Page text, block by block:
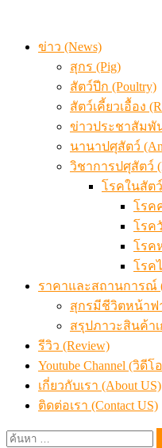
ข่าว (News)
สุกร (Pig)
สัตว์ปีก (Poultry)
สัตว์เคี้ยวเอื้อง
ข่าวประชาสัมพัน
นานาปศุสัตว์
วิชาการปศุสัตว์
โรคในสัตว์
โรค
โรค
โรค
โรค
ราคาและสถานการณ์
สุกรมีชีวิตหน้าฟ
สรุปภาวะสินค้า
รีวิว (Review)
Youtube Channel (วิดีโ
เกี่ยวกับเรา (About US)
ติดต่อเรา (Contact US)
ค้นหา